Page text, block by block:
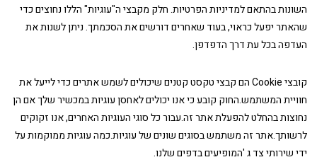
השונות בהתאם למדיניות הפרטיות. חלק מקבצי ה"עוגיות" הללו נחוצים כדי
שהאתר יפעל כראוי, בעוד שאחרים דורשים את הסכמתך. ניתן לשנות את
העדפה בכל עת דרך הדפדפן.
קובצי Cookie הם קבצי טקסט קטנים שיכולים לשמש אתרים כדי לייעל את
חוויית המשתמש.החוק קובע כי אנו יכולים לאחסן עוגיות במכשיר שלך אם הן
נחוצות בהחלט להפעלת אתר זה.עבור כל סוגי העוגיות האחרים, אנו זקוקים
לרשותך.אתר זה משתמש בסוגים שונים של עוגיות.כמה עוגיות ממוקמות על
ידי שירותי צד ג 'המופיעים בדפים שלנו.